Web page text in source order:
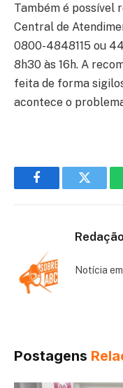
Também é possível
Central de
0800-4848115 ou
8h30 às 16h. A
feita de forma
acontece o
FacebookTwitter
Redação
Notícia
Postagens